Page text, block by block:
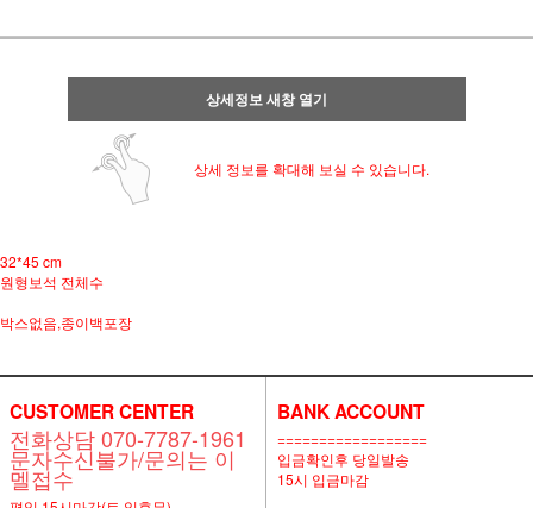
상세정보 새창 열기
상세 정보를 확대해 보실 수 있습니다.
32*45 cm
원형보석 전체수
박스없음,종이백포장
CUSTOMER CENTER
전화상담 070-7787-1961
문자수신불가/문의는 이
멜접수
BANK ACCOUNT
==================
입금확인후 당일발송
15시 입금마감